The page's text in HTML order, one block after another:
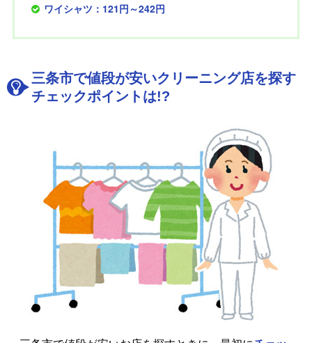
ワイシャツ：121円～242円
三条市で値段が安いクリーニング店を探す
チェックポイントは!?